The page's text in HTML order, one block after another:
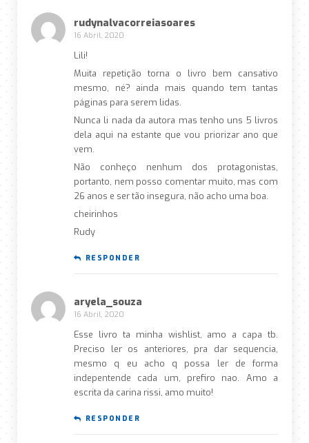
rudynalvacorreiasoares
16 Abril, 2020
Lili!
Muita repetição torna o livro bem cansativo
mesmo, né? ainda mais quando tem tantas
páginas para serem lidas.
Nunca li nada da autora mas tenho uns 5 livros
dela aqui na estante que vou priorizar ano que
vem.
Não conheço nenhum dos protagonistas,
portanto, nem posso comentar muito, mas com
26 anos e ser tão insegura, não acho uma boa.
cheirinhos
Rudy
RESPONDER
aryela_souza
16 Abril, 2020
Esse livro ta minha wishlist, amo a capa tb.
Preciso ler os anteriores, pra dar sequencia,
mesmo q eu acho q possa ler de forma
indepentende cada um, prefiro nao. Amo a
escrita da carina rissi, amo muito!
RESPONDER